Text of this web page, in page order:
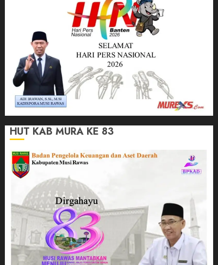
HUT KAB MURA KE 83